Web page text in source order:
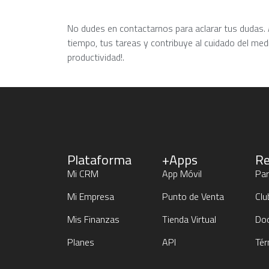
No dudes en contactarnos para aclarar tus
tiempo, tus tareas y contribuye al cuidado del
productividad!.
Plataforma
Mi CRM
Mi Empresa
Mis Finanzas
Planes
+Apps
App Móvil
Punto de Venta
Tienda Virtual
API